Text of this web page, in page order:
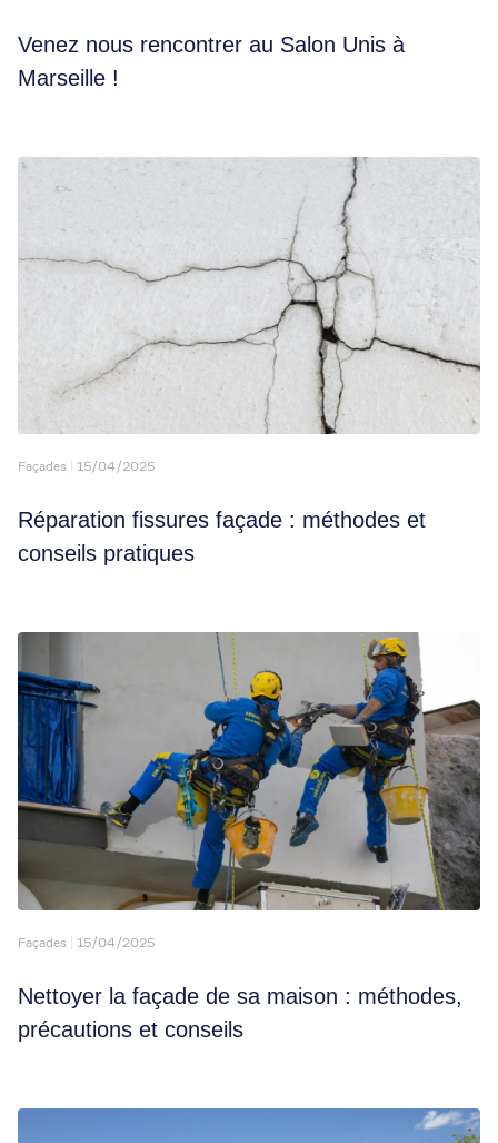
Venez nous rencontrer au Salon Unis à
Marseille !
Façades 15/04/2025
Réparation fissures façade : méthodes et
conseils pratiques
Façades 15/04/2025
Nettoyer la façade de sa maison : méthodes,
précautions et conseils